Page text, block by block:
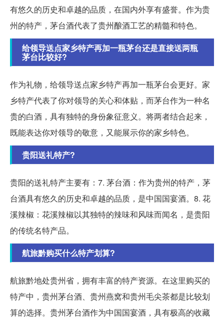
有悠久的历史和卓越的品质，在国内外享有盛誉。作为贵
州的特产，茅台酒代表了贵州酿酒工艺的精髓和特色。
给领导送点家乡特产再加一瓶茅台还是直接送两瓶
茅台比较好?
作为礼物，给领导送点家乡特产再加一瓶茅台会更好。家
乡特产代表了你对领导的关心和体贴，而茅台作为一种名
贵的白酒，具有独特的身份象征意义。将两者结合起来，
既能表达你对领导的敬意，又能展示你的家乡特色。
贵阳送礼特产?
贵阳的送礼特产主要有：7. 茅台酒：作为贵州的特产，茅
台酒具有悠久的历史和卓越的品质，是中国国宴酒。8. 花
溪辣椒：花溪辣椒以其独特的辣味和风味而闻名，是贵阳
的传统名特产品。
航旅黔购买什么特产划算?
航旅黔地处贵州省，拥有丰富的特产资源。在这里购买的
特产中，贵州茅台酒、贵州燕窝和贵州毛尖茶都是比较划
算的选择。贵州茅台酒作为中国国宴酒，具有极高的收藏